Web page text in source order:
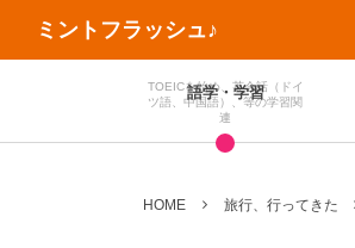
ミントフラッシュ♪
語学・学習
TOEICを始め、英会話（ドイ
ツ語、中国語）、等の学習関
連
HOME 旅行、行ってきた